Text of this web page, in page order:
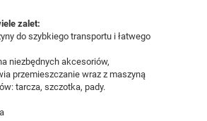
zalet:
do szybkiego transportu i łatwego
niezbędnych akcesoriów,
przemieszczanie wraz z maszyną
tarcza, szczotka, pady.